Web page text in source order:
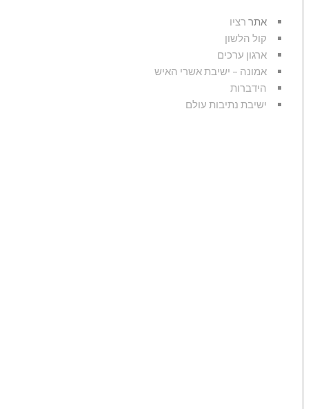
אתר רציו
קול הלשון
ארגון ערכים
אמונה – ישיבת אשרי האיש
הידברות
ישיבת נתיבות עולם